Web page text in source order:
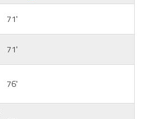
71'
71'
76'